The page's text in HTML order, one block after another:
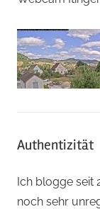
Authentizität
Ich blogge seit
noch sehr